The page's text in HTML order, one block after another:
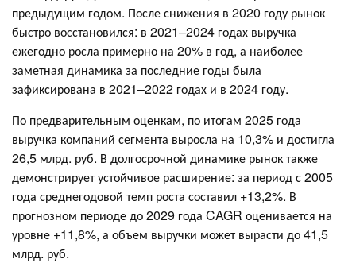
предыдущим годом. После снижения в 2020 году рынок
быстро восстановился: в 2021–2024 годах выручка
ежегодно росла примерно на 20% в год, а наиболее
заметная динамика за последние годы была
зафиксирована в 2021–2022 годах и в 2024 году.
По предварительным оценкам, по итогам 2025 года
выручка компаний сегмента выросла на 10,3% и достигла
26,5 млрд. руб. В долгосрочной динамике рынок также
демонстрирует устойчивое расширение: за период с 2005
года среднегодовой темп роста составил +13,2%. В
прогнозном периоде до 2029 года CAGR оценивается на
уровне +11,8%, а объем выручки может вырасти до 41,5
млрд. руб.